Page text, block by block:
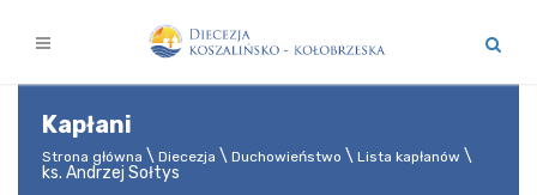
Kapłani
Strona główna Diecezja Duchowieństwo Lista kapłanów
ks. Andrzej Sołtys